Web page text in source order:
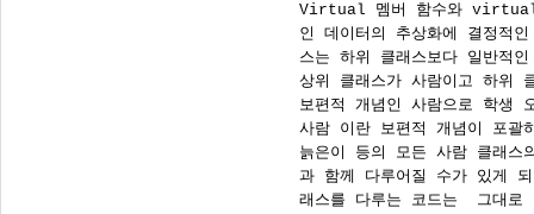
Virtual 멤버 함수와
인 데이터의 추상화에 결정적
스는 하위 클래스보다 일반적
상위 클래스가 사람이고 하위
보편적 개념인 사람으로 학생
사람 이란 보편적 개념이 포괄
늙은이 등의 모든 사람 클래스
과 함께 다루어질 수가 있게
래스를 다루는 코드는  그대로